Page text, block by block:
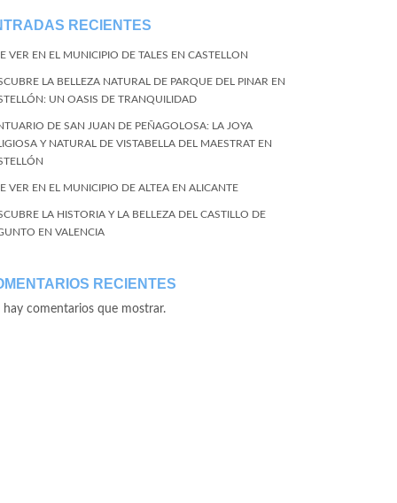
RECIENTES
VER EN EL MUNICIPIO DE TALES EN CASTELLON
LA BELLEZA NATURAL DE PARQUE DEL PINAR EN
UN OASIS DE TRANQUILIDAD
DE SAN JUAN DE PEÑAGOLOSA: LA JOYA
Y NATURAL DE VISTABELLA DEL MAESTRAT EN
VER EN EL MUNICIPIO DE ALTEA EN ALICANTE
LA HISTORIA Y LA BELLEZA DEL CASTILLO DE
EN VALENCIA
RECIENTES
hay comentarios que mostrar.